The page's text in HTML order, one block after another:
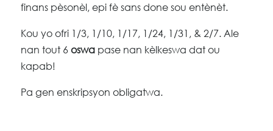
finans pèsonèl, epi fè sans done sou entènèt.
Kou yo ofri 1/3, 1/10, 1/17, 1/24, 1/31, & 2/7. Ale
nan tout 6 oswapase nan kèlkeswa dat ou
kapab!
Pa gen enskripsyon obligatwa.